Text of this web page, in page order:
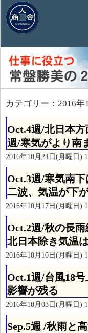
カテゴリー：2016
Oct.4週/北日本
週/寒気がより南
2016年10月24日(月曜日)
Oct.3週/寒気南
二波、気温が下
2016年10月17日(月曜日)
Oct.2週/秋の長
北日本除き気温
2016年10月10日(月曜日)
Oct.1週/台風18
影響が残る
2016年10月03日(月曜日)
Sep.5週 /秋雨と